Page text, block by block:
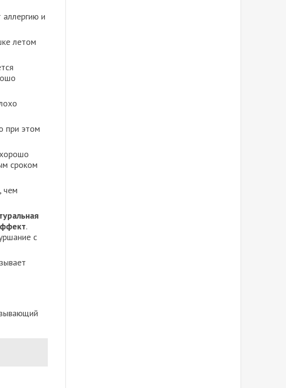
и
летом
при этом
сроком
чем
.
с